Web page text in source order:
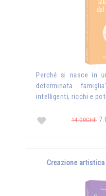
Perché si nasce in
determinata
intelligenti, ricchi e
14.00CHF
Creazione